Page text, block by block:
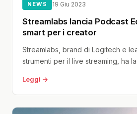
NEWS 19 Giu 2023
Streamlabs lancia Podcast
smart per i creator
Streamlabs, brand di Logitech e
strumenti per il live streaming, ha
Leggi →